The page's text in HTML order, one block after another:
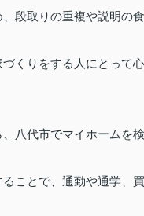
段取りの重複や説明の食
くりをする人にとって心
八代市でマイホームを検
ことで、通勤や通学、買